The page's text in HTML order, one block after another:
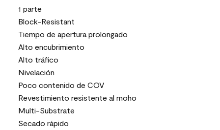
1 parte
Block-Resistant
Tiempo de apertura prolongado
Alto encubrimiento
Alto tráfico
Nivelación
Poco contenido de COV
Revestimiento resistente al moho
Multi-Substrate
Secado rápido